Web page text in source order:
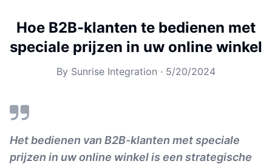
Hoe B2B-klanten te bedienen met
speciale prijzen in uw online winkel
By Sunrise Integration · 5/20/2024
Het bedienen van B2B-klanten met speciale
prijzen in uw online winkel is een strategische